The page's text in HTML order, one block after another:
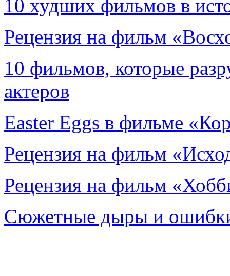
10 худших фильмов в
Рецензия на фильм
10 фильмов, которые
актеров
Easter Eggs в фильме
Рецензия на фильм
Рецензия на фильм
Сюжетные дыры и